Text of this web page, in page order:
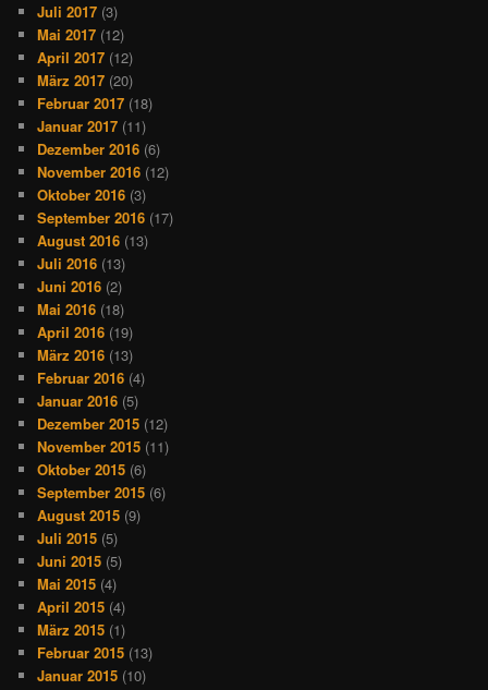
Juli 2017 (3)
Mai 2017 (12)
April 2017 (12)
März 2017 (20)
Februar 2017 (18)
Januar 2017 (11)
Dezember 2016 (6)
November 2016 (12)
Oktober 2016 (3)
September 2016 (17)
August 2016 (13)
Juli 2016 (13)
Juni 2016 (2)
Mai 2016 (18)
April 2016 (19)
März 2016 (13)
Februar 2016 (4)
Januar 2016 (5)
Dezember 2015 (12)
November 2015 (11)
Oktober 2015 (6)
September 2015 (6)
August 2015 (9)
Juli 2015 (5)
Juni 2015 (5)
Mai 2015 (4)
April 2015 (4)
März 2015 (1)
Februar 2015 (13)
Januar 2015 (10)